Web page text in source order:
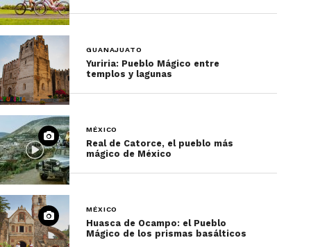
GUANAJUATO
Yuriria: Pueblo Mágico entre
templos y lagunas
MÉXICO
Real de Catorce, el pueblo más
mágico de México
MÉXICO
Huasca de Ocampo: el Pueblo
Mágico de los prismas basálticos